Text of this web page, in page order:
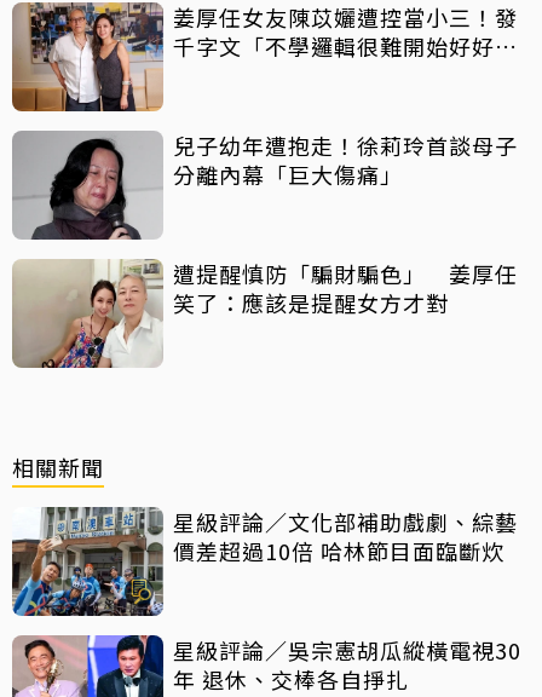
姜厚任女友陳苡孋遭控當小三！發
千字文「不學邏輯很難開始好好
兒子幼年遭抱走！徐莉玲首談母子
分離內幕「巨大傷痛」
遭提醒慎防「騙財騙色」 姜厚任
笑了：應該是提醒女方才對
相關新聞
星級評論／文化部補助戲劇、綜藝
價差超過10倍 哈林節目面臨斷炊
星級評論／吳宗憲胡瓜縱橫電視30
年 退休、交棒各自掙扎